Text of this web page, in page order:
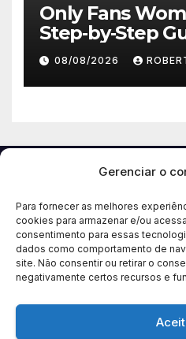
Gerenciar o
Para fornecer as melhores
cookies para armazenar e/ou
consentimento para essas
dados como comportamento de
site. Não consentir ou retirar o
negativamente certos recursos e
Only Fans
Step‑by‑Step
Secure, Private
Premium
08/08/2026